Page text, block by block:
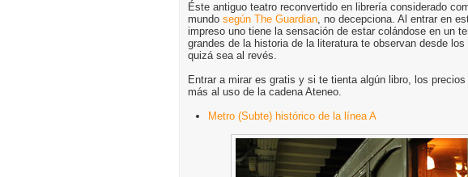
Éste antiguo teatro reconvertido en librería considerado
mundo según The Guardian, no decepciona. Al entrar en
impreso uno tiene la sensación de estar colándose en un
grandes de la historia de la literatura te observan desde
quizá sea al revés.
Entrar a mirar es gratis y si te tienta algún libro, los
más al uso de la cadena Ateneo.
Metro (Subte) histórico de la línea A